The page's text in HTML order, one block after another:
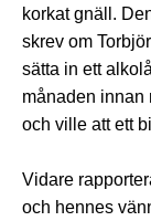
korkat gnäll.
skrev om
sätta in ett
månaden innan
och ville att ett
Vidare
och hennes